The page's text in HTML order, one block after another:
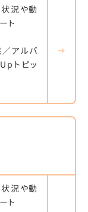
況や動
ト
アルバ
トピッ
況や動
ト